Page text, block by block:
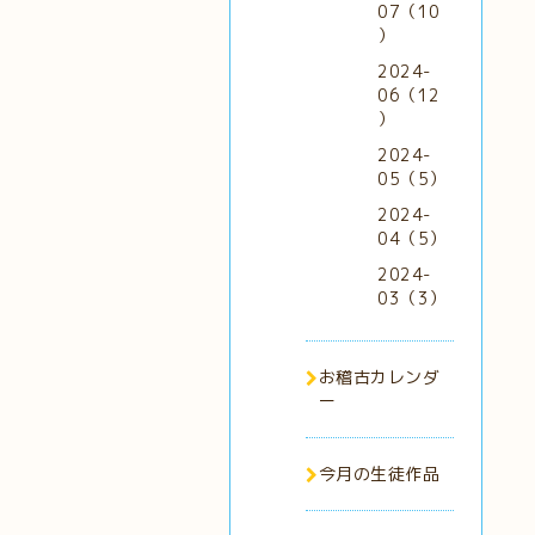
07（10
）
2024-
06（12
）
2024-
05（5）
2024-
04（5）
2024-
03（3）
お稽古カレンダ
ー
今月の生徒作品